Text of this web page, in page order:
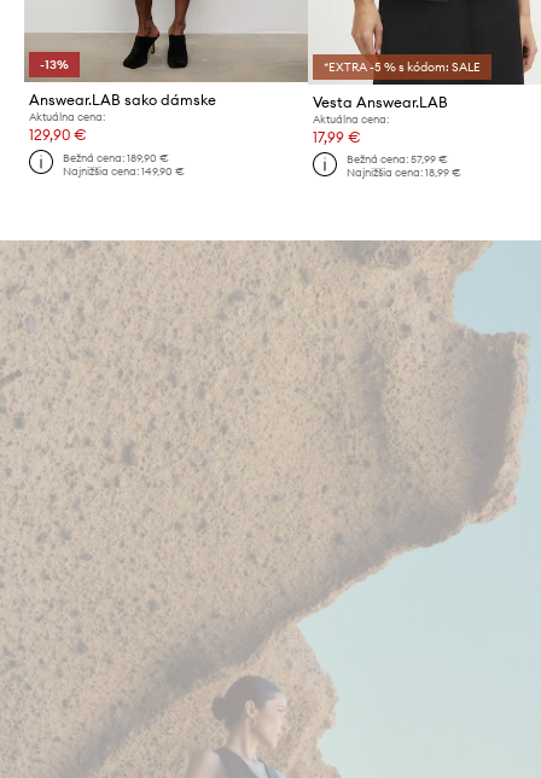
-13%
Answear.LAB sako dámske
Aktuálna cena:
129,90 €
Bežná cena:189,90 €
Najnižšia cena:149,90 €
*EXTRA -5 % s kódom: SALE
Vesta Answear.LAB
Aktuálna cena:
17,99 €
Bežná cena: 57,99 €
Najnižšia cena: 18,99 €